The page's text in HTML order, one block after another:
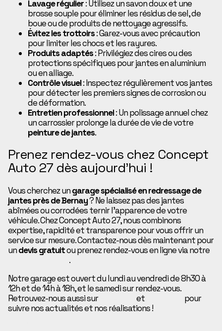
Lavage régulier: Utilisez un savon doux et une
brosse souple pour éliminer les résidus de sel, de
boue ou de produits de nettoyage agressifs.
Évitez les trottoirs: Garez-vous avec précaution
pour limiter les chocs et les rayures.
Produits adaptés: Privilégiez des cires ou des
protections spécifiques pour jantes en aluminium
ou en alliage.
Contrôle visuel: Inspectez régulièrement vos jantes
pour détecter les premiers signes de corrosion ou
de déformation.
Entretien professionnel: Un polissage annuel chez
un carrossier prolonge la durée de vie de votre
peinture de jantes.
Prenez rendez-vous chez Concept
Auto 27 dès aujourd’hui !
Vous cherchez ungarage spécialisé en redressage de
jantes près de Bernay? Ne laissez pas des jantes
abîmées ou corrodées ternir l’apparence de votre
véhicule. Chez Concept Auto 27, nous combinons
expertise, rapidité et transparence pour vous offrir un
service sur mesure. Contactez-nous dès maintenant pour
undevis gratuitou prenez rendez-vous en ligne via notre
.
Notre garage est ouvert du lundi au vendredi de 8h30 à
12h et de 14h à 18h, et le samedi sur rendez-vous.
Retrouvez-nous aussi sur
et
pour
suivre nos actualités et nos réalisations !